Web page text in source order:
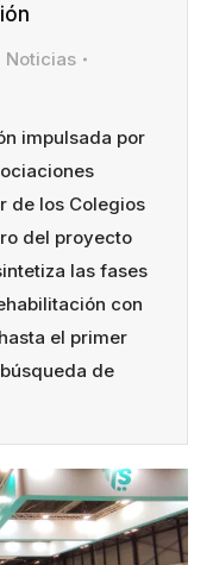
Noticias
impulsada por
de los Colegios
del proyecto
las fases
con
el primer
de